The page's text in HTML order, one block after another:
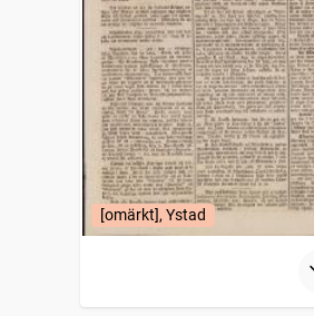
[omärkt], Ystad